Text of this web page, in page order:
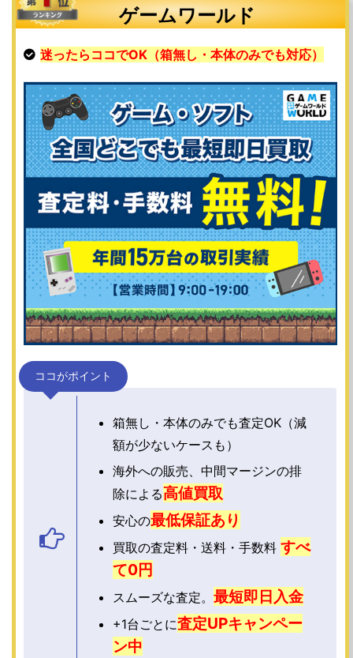
ゲームワールド
迷ったらココでOK（箱無し・本体のみでも対応）
ココがポイント
箱無し・本体のみでも査定OK（減
額が少ないケースも）
海外への販売、中間マージンの排
除による高値買取
安心の最低保証あり
買取の査定料・送料・手数料すべ
て0円
スムーズな査定。最短即日入金
+1台ごとに査定UPキャンペー
ン中